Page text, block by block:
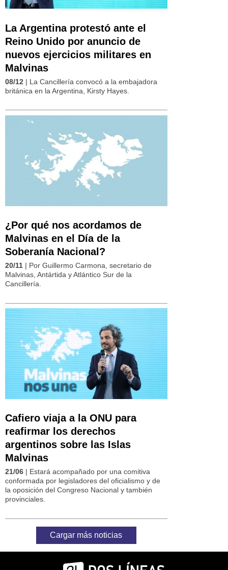
La Argentina protestó ante el
Reino Unido por anuncio de
nuevos ejercicios militares en
Malvinas
08/12 | La Cancillería convocó a la embajadora
británica en la Argentina, Kirsty Hayes.
¿Por qué nos acordamos de
Malvinas en el Día de la
Soberanía Nacional?
20/11 | Por Guillermo Carmona, secretario de
Malvinas, Antártida y Atlántico Sur de la
Cancillería.
Cafiero viaja a la ONU para
reafirmar los derechos
argentinos sobre las Islas
Malvinas
21/06 | Estará acompañado por una comitiva
conformada por legisladores del oficialismo y de
la oposición del Congreso Nacional y también
provinciales.
Cargar más noticias